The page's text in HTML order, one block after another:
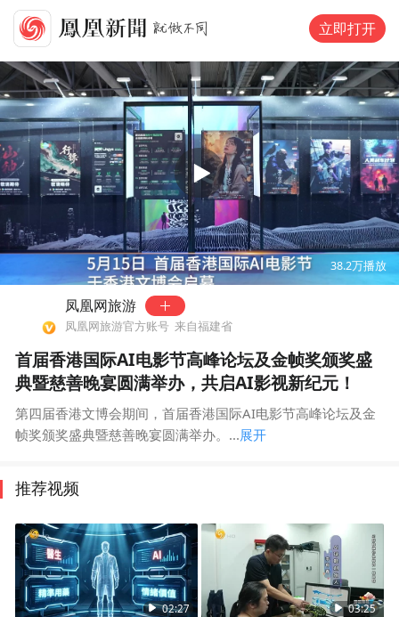
立即打开
01:03
38.2万播放
凤凰网旅游
凤凰网旅游官方账号 来自福建省
首届香港国际AI电影节高峰论坛及金帧奖颁奖盛
典暨慈善晚宴圆满举办，共启AI影视新纪元！
第四届香港文博会期间，首届香港国际AI电影节高峰论坛及金
帧奖颁奖盛典暨慈善晚宴圆满举办。...展开
推荐视频
02:27 03:25